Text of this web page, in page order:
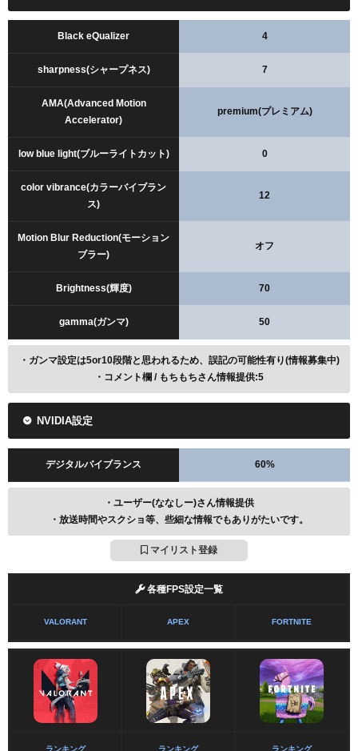
Black eQualizer 4
sharpness(シャープネス) 7
AMA(Advanced Motion
Accelerator)
premium(プレミアム)
low blue light(ブルーライトカット) 0
color vibrance(カラーバイブラン
ス)
12
Motion Blur Reduction(モーション
ブラー)
オフ
Brightness(輝度) 70
gamma(ガンマ) 50
・ガンマ設定は5or10段階と思われるため、誤記の可能性有り(情報募集中)
・コメント欄 / もちもちさん情報提供:5
NVIDIA設定
デジタルバイブランス 60%
・ユーザー(ななしー)さん情報提供
・放送時間やスクショ等、些細な情報でもありがたいです。
マイリスト登録
各種FPS設定一覧
VALORANT APEX FORTNITE